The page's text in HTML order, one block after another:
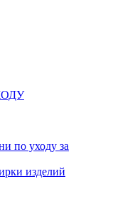
по уходу за
изделий